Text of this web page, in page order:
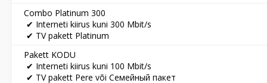
Combo Platinum 300
✔ Interneti kiirus kuni 300 Mbit/s
✔ TV pakett Platinum
Pakett KODU
✔ Interneti kiirus kuni 100 Mbit/s
✔ TV pakett Pere või Семейный пакет